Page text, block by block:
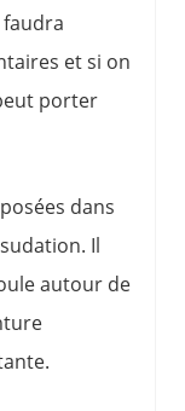
faudra
et si on
porter
dans
Il
autour de